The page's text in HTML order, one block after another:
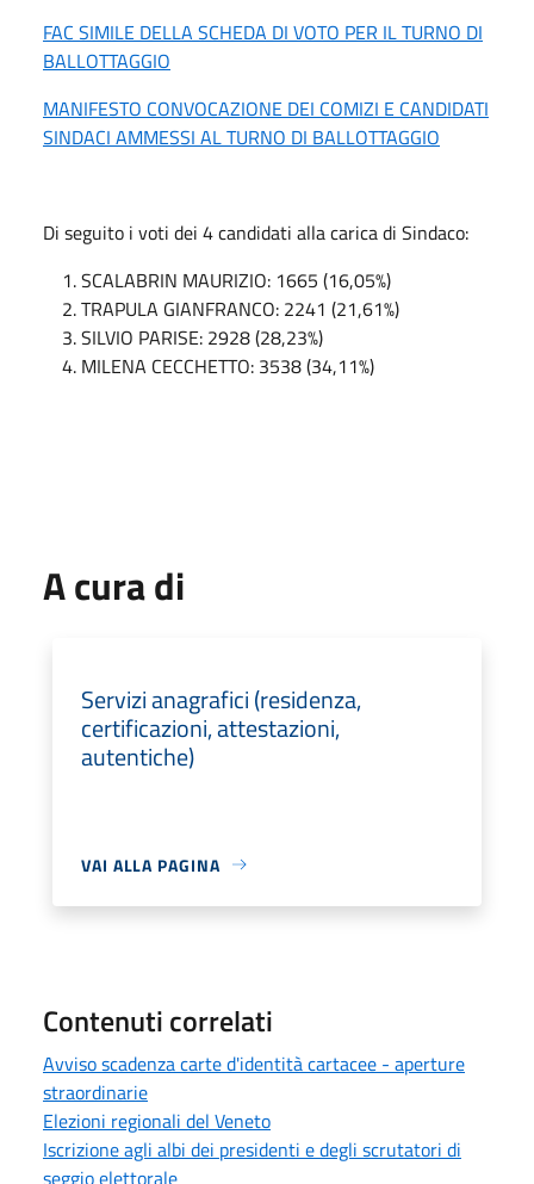
FAC SIMILE DELLA SCHEDA DI VOTO PER IL TURNO DI
BALLOTTAGGIO
MANIFESTO CONVOCAZIONE DEI COMIZI E CANDIDATI
SINDACI AMMESSI AL TURNO DI BALLOTTAGGIO
Di seguito i voti dei 4 candidati alla carica di Sindaco:
SCALABRIN MAURIZIO: 1665 (16,05%)
TRAPULA GIANFRANCO: 2241 (21,61%)
SILVIO PARISE: 2928 (28,23%)
MILENA CECCHETTO: 3538 (34,11%)
A cura di
Servizi anagrafici (residenza,
certificazioni, attestazioni,
autentiche)
VAI ALLA PAGINA
Contenuti correlati
Avviso scadenza carte d'identità cartacee - aperture
straordinarie
Elezioni regionali del Veneto
Iscrizione agli albi dei presidenti e degli scrutatori di
seggio elettorale